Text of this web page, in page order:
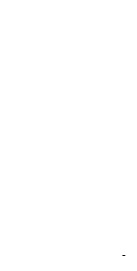
-